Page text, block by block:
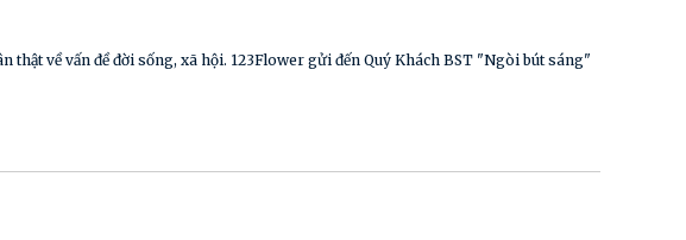
về vấn đề đời sống, xã hội. 123Flower gửi đến Quý Khách BST "Ngòi bút sáng"